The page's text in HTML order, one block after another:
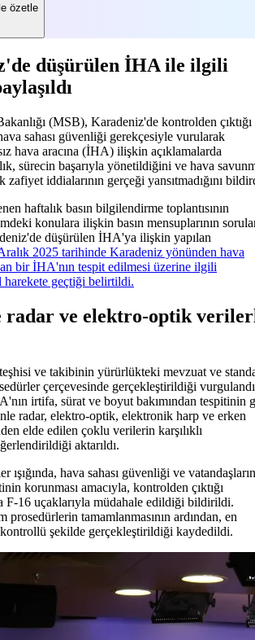
özetle
düşürülen İHA ile ilgili
(MSB), Karadeniz'de kontrolden çıktığı
sahası güvenliği gerekçesiyle vurularak
hava aracına (İHA) ilişkin açıklamalarda
sürecin başarıyla yönetildiğini ve hava
zafiyet iddialarının gerçeği yansıtmadığını
haftalık basın bilgilendirme toplantısının
konulara ilişkin basın mensuplarının
düşürülen İHA'ya ilişkin yapılan
2025 tarihinde Karadeniz yönünden hava
bir İHA'nın tespit edilmesi üzerine ilgili
geçtiği belirtildi.
radar ve elektro-optik
ve takibinin yürürlükteki mevzuat ve
çerçevesinde gerçekleştirildiği
irtifa, sürat ve boyut bakımından tespitinin
radar, elektro-optik, elektronik harp ve erken
elde edilen çoklu verilerin karşılıklı
aktarıldı.
ışığında, hava sahası güvenliği ve vatandaşların
korunması amacıyla, kontrolden çıktığı
F-16 uçaklarıyla müdahale edildiği bildirildi.
prosedürlerin tamamlanmasının ardından, en
şekilde gerçekleştirildiği kaydedildi.